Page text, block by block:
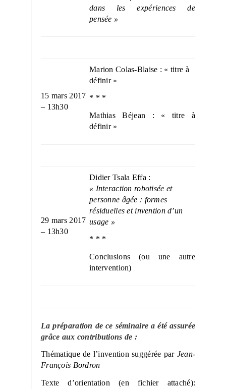
dans les expériences de
pensée »
15 mars 2017
– 13h30
Marion Colas-Blaise : « titre à
définir »
* * *
Mathias Béjean : « titre à
définir »
29 mars 2017
– 13h30
Didier Tsala Effa :
« Interaction robotisée et
personne âgée : formes
résiduelles et invention d’un
usage »
* * *
Conclusions (ou une autre
intervention)
La préparation de ce séminaire a été assurée
grâce aux contributions de :
Thématique de l’invention suggérée parJean-
François Bordron
Texte d’orientation (en fichier attaché):